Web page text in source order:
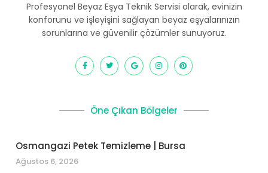
Profesyonel Beyaz Eşya Teknik Servisi olarak, evinizin
konforunu ve işleyişini sağlayan beyaz eşyalarınızın
sorunlarına ve güvenilir çözümler sunuyoruz.
Öne Çıkan Bölgeler
Osmangazi Petek Temizleme | Bursa
Ağustos 6, 2026